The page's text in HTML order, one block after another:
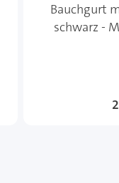
Bauchgurt
schwarz -